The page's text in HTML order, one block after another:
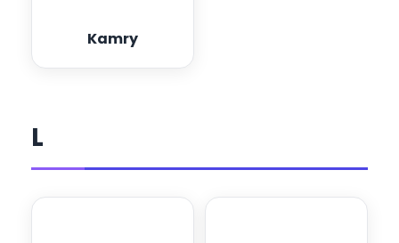
Kamry
L